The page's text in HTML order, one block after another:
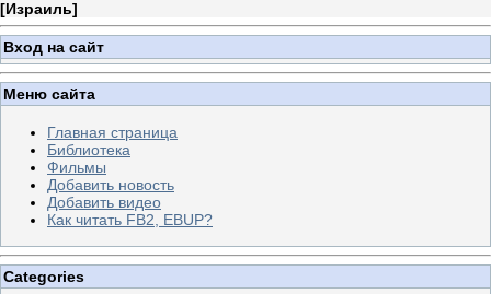
[Израиль]
Вход на сайт
Меню сайта
Главная страница
Библиотека
Фильмы
Добавить новость
Добавить видео
Как читать FB2, EBUP?
Categories